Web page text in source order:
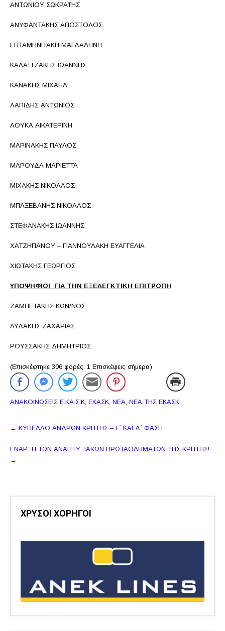
ΑΝΤΩΝΙΟΥ ΣΩΚΡΑΤΗΣ
ΑΝΥΦΑΝΤΑΚΗΣ ΑΠΟΣΤΟΛΟΣ
ΕΠΤΑΜΗΝΙΤΑΚΗ ΜΑΓΔΑΛΗΝΗ
ΚΑΛΑΪΤΖΑΚΗΣ ΙΩΑΝΝΗΣ
ΚΑΝΑΚΗΣ ΜΙΧΑΗΛ
ΛΑΠΙΔΗΣ ΑΝΤΩΝΙΟΣ
ΛΟΥΚΑ ΑΙΚΑΤΕΡΙΝΗ
ΜΑΡΙΝΑΚΗΣ ΠΑΥΛΟΣ
ΜΑΡΟΥΔΑ ΜΑΡΙΕΤΤΑ
ΜΙΧΑΚΗΣ ΝΙΚΟΛΑΟΣ
ΜΠΑΞΕΒΑΝΗΣ ΝΙΚΟΛΑΟΣ
ΣΤΕΦΑΝΑΚΗΣ ΙΩΑΝΝΗΣ
ΧΑΤΖΗΠΑΝΟΥ – ΓΙΑΝΝΟΥΛΑΚΗ ΕΥΑΓΓΕΛΙΑ
ΧΙΩΤΑΚΗΣ ΓΕΩΡΓΙΟΣ
ΥΠΟΨΗΦΙΟΙ ΓΙΑ ΤΗΝ ΕΞΕΛΕΓΚΤΙΚΗ ΕΠΙΤΡΟΠΗ
ΖΑΜΠΕΤΑΚΗΣ ΚΩΝ/ΝΟΣ
ΛΥΔΑΚΗΣ ΖΑΧΑΡΙΑΣ
ΡΟΥΣΣΑΚΗΣ ΔΗΜΗΤΡΙΟΣ
(Επισκέφτηκε 306 φορές, 1 Επισκέψεις σήμερα)
ΑΝΑΚΟΙΝΩΣΕΙΣ Ε.ΚΑ.Σ.Κ ΕΚΑΣΚ ΝΕΑ ΝΕΑ ΤΗΣ ΕΚΑΣΚ
Πλοήγηση
← ΚΥΠΕΛΛΟ ΑΝΔΡΩΝ ΚΡΗΤΗΣ – Γ΄ ΚΑΙ Δ΄ ΦΑΣΗ
ΕΝΑΡΞΗ ΤΩΝ ΑΝΑΠΤΥΞΙΑΚΩΝ ΠΡΩΤΑΘΛΗΜΑΤΩΝ ΤΗΣ ΚΡΗΤΗΣ!
→
ΧΡΥΣΟΙ ΧΟΡΗΓΟΙ